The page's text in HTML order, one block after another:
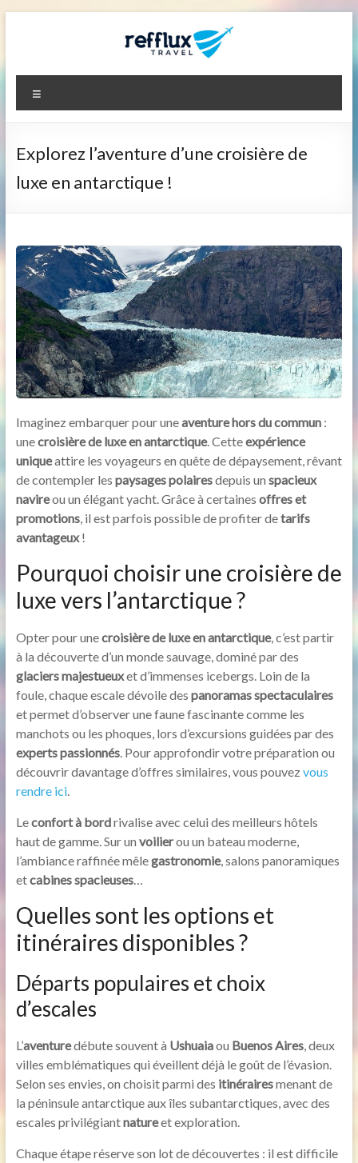
Refflux.net
Explorez l’aventure d’une croisière de
luxe en antarctique !
Imaginez embarquer pour uneaventure hors du commun:
unecroisière de luxe en antarctique. Cetteexpérience
uniqueattire les voyageurs en quête de dépaysement, rêvant
de contempler les paysages polairesdepuis un spacieux
navireou un élégant yacht. Grâce à certaines offres et
promotions, il est parfois possible de profiter detarifs
avantageux!
Pourquoi choisir une croisière de
luxe vers l’antarctique ?
Opter pour unecroisière de luxe en antarctique, c’est partir
à la découverte d’un monde sauvage, dominé par des
glaciers majestueuxet d’immenses icebergs. Loin de la
foule, chaque escale dévoile des panoramas spectaculaires
et permet d’observer une faune fascinante comme les
manchots ou les phoques, lors d’excursions guidées par des
experts passionnés. Pour approfondir votre préparation ou
découvrir davantage d’offres similaires, vous pouvezvous
rendre ici.
Leconfort à bordrivalise avec celui des meilleurs hôtels
haut de gamme. Sur un voilierou un bateau moderne,
l’ambiance raffinée mêlegastronomie, salons panoramiques
etcabines spacieuses…
Quelles sont les options et
itinéraires disponibles ?
Départs populaires et choix
d’escales
L’aventuredébute souvent à Ushuaiaou Buenos Aires, deux
villes emblématiques qui éveillent déjà le goût de l’évasion.
Selon ses envies, on choisit parmi des itinérairesmenant de
la péninsule antarctique aux îles subantarctiques, avec des
escales privilégiantnatureet exploration.
Chaque étape réserve son lot de découvertes : il est difficile